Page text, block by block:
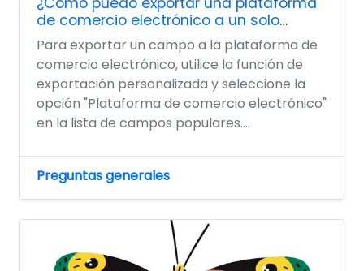
de comercio electrónico a un solo
campo?
Para exportar un campo a la plataforma de
comercio electrónico, utilice la función de
exportación personalizada y seleccione la
opción "Plataforma de comercio electrónico"
en la lista de campos populares....
Preguntas generales